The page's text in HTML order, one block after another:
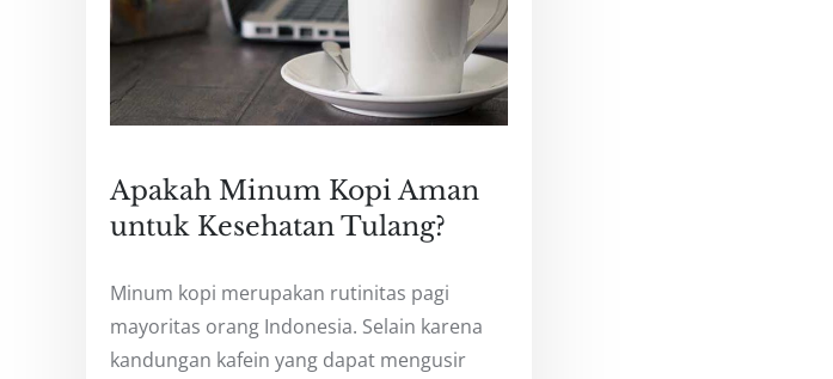
Apakah Minum Kopi Aman
untuk Kesehatan Tulang?
Minum kopi merupakan rutinitas pagi
mayoritas orang Indonesia. Selain karena
kandungan kafein yang dapat mengusir